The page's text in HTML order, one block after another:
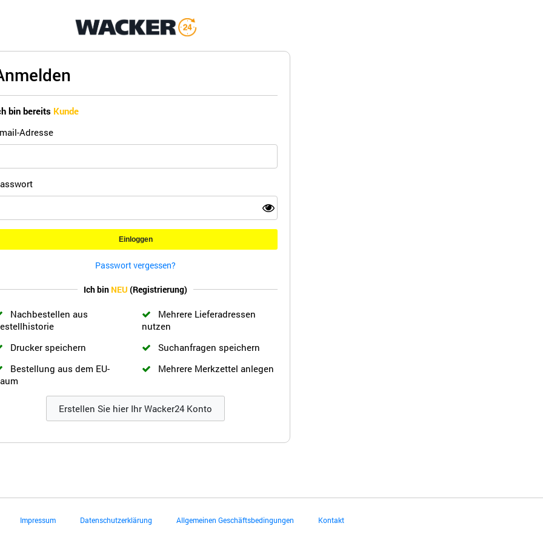
bin bereits Kunde
Adresse
Einloggen
Passwort vergessen?
Ich bin NEU (Registrierung)
Nachbestellen aus
Mehrere Lieferadressen
nutzen
Drucker speichern
Suchanfragen speichern
Bestellung aus dem EU-
Mehrere Merkzettel anlegen
Erstellen Sie hier Ihr Wacker24 Konto
Impressum Datenschutzerklärung Allgemeinen Geschäftsbedingungen Kontakt